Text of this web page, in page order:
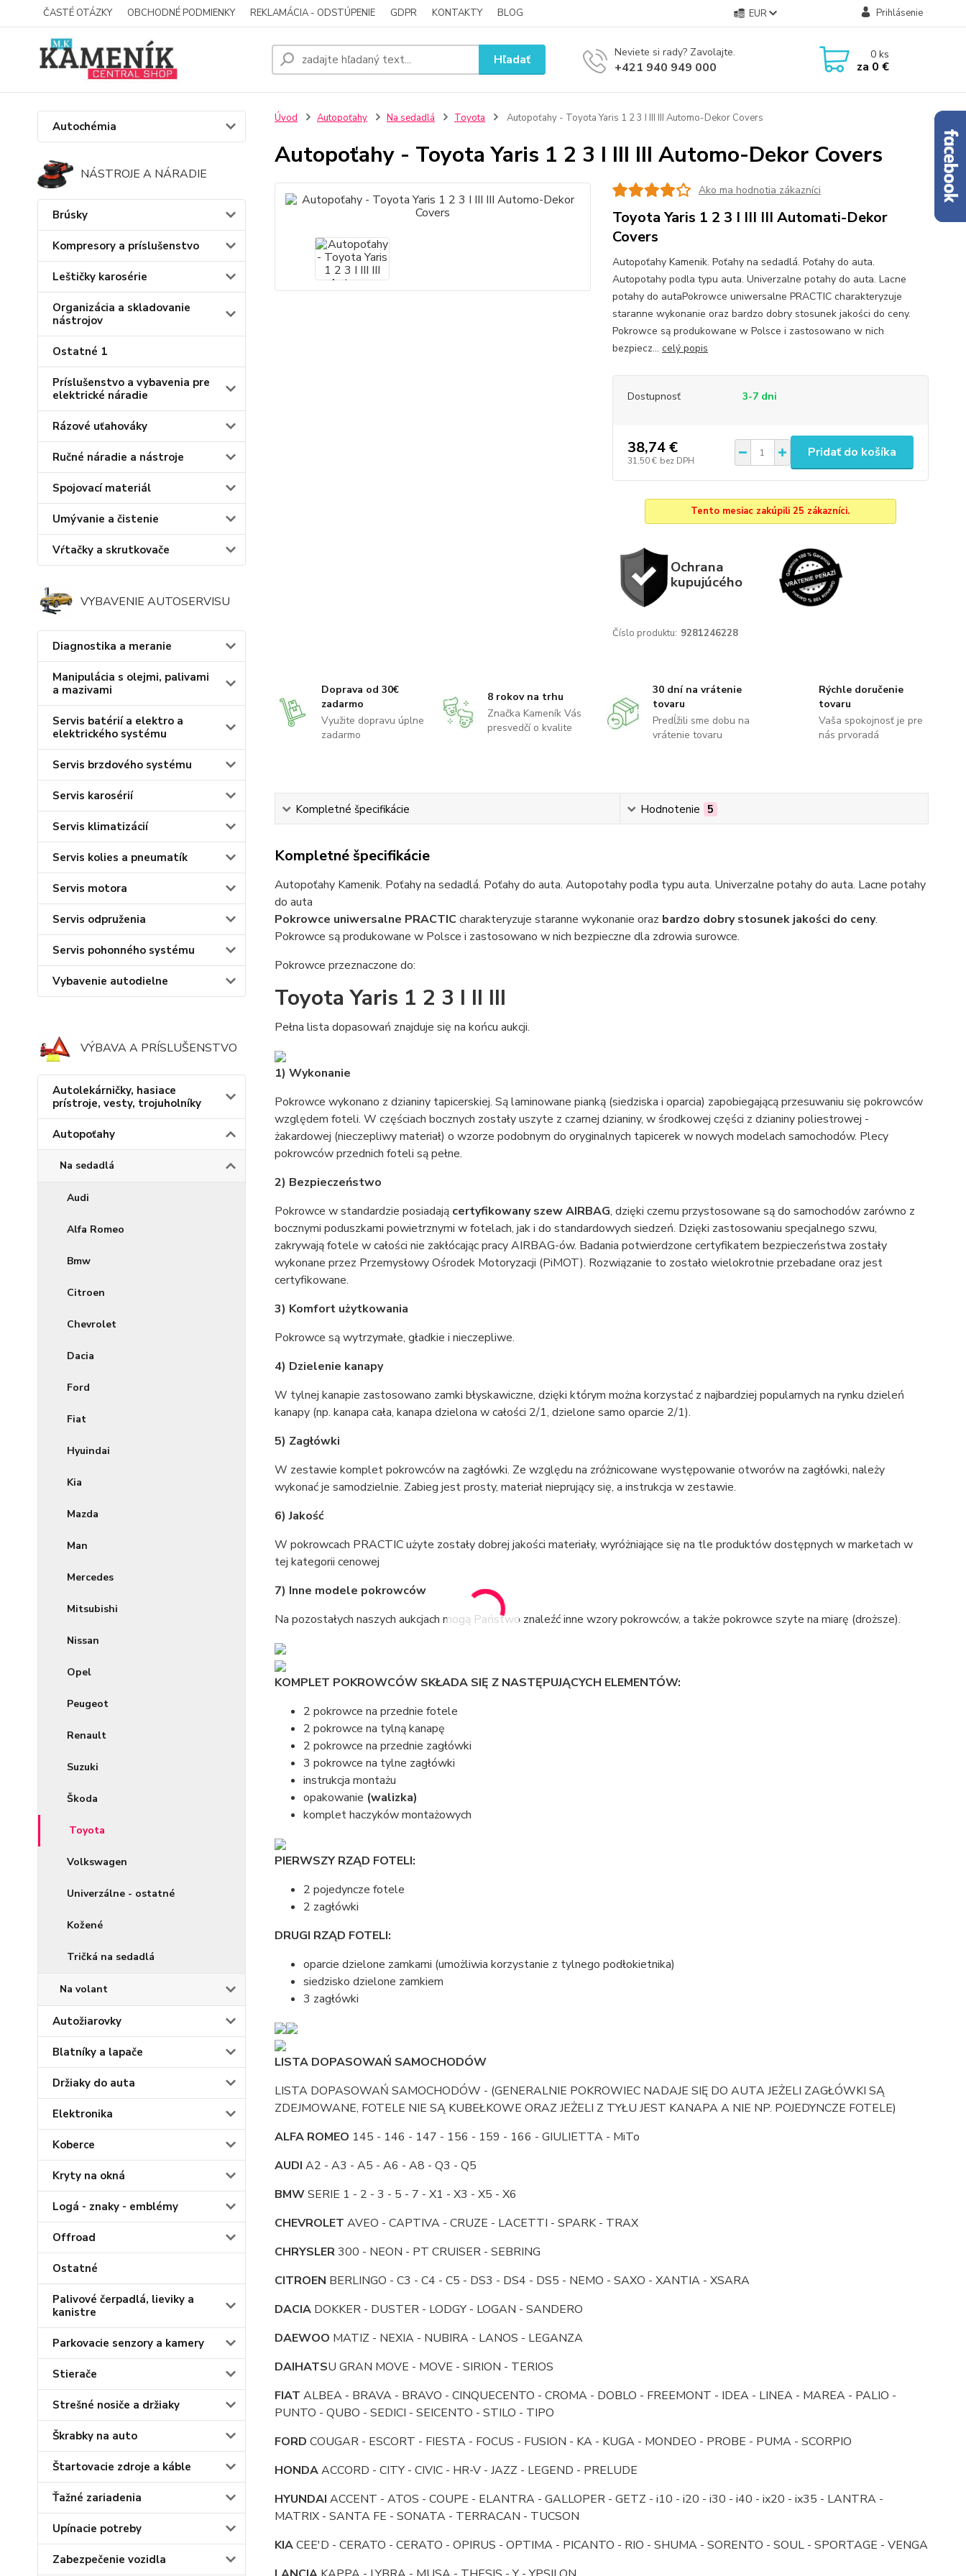
ČASTÉ OTÁZKY OBCHODNÉ PODMIENKY REKLAMÁCIA - ODSTÚPENIE GDPR KONTAKTY BLOG EUR Prihlásenie
Hľadať Neviete si rady? Zavolajte.
+421 940 949 000
0ks
za 0 €
Autochémia
NÁSTROJE A NÁRADIE
Brúsky
Kompresory a príslušenstvo
Leštičky karosérie
Organizácia a skladovanie
nástrojov
Ostatné 1
Príslušenstvo a vybavenia pre
elektrické náradie
Rázové uťahováky
Ručné náradie a nástroje
Spojovací materiál
Umývanie a čistenie
Vŕtačky a skrutkovače
VYBAVENIE AUTOSERVISU
Diagnostika a meranie
Manipulácia s olejmi, palivami
a mazivami
Servis batérií a elektro a
elektrického systému
Servis brzdového systému
Servis karosérií
Servis klimatizácií
Servis kolies a pneumatík
Servis motora
Servis odpruženia
Servis pohonného systému
Vybavenie autodielne
VÝBAVA A PRÍSLUŠENSTVO
Autolekárničky, hasiace
prístroje, vesty, trojuholníky
Autopoťahy
Na sedadlá
Audi
Alfa Romeo
Bmw
Citroen
Chevrolet
Dacia
Ford
Fiat
Hyuindai
Kia
Mazda
Man
Mercedes
Mitsubishi
Nissan
Opel
Peugeot
Renault
Suzuki
Škoda
Toyota
Volkswagen
Univerzálne - ostatné
Kožené
Tričká na sedadlá
Na volant
Autožiarovky
Blatníky a lapače
Držiaky do auta
Elektronika
Koberce
Kryty na okná
Logá - znaky - emblémy
Offroad
Ostatné
Palivové čerpadlá, lieviky a
kanistre
Parkovacie senzory a kamery
Stierače
Strešné nosiče a držiaky
Škrabky na auto
Štartovacie zdroje a káble
Ťažné zariadenia
Upínacie potreby
Zabezpečenie vozidla
Úvod Autopoťahy Na sedadlá Toyota Autopoťahy - Toyota Yaris 1 2 3 I III III Automo-Dekor Covers
Autopoťahy - Toyota Yaris 1 2 3 I III III Automo-Dekor Covers
Ako ma hodnotia zákazníci
Toyota Yaris 1 2 3 I III III Automati-Dekor
Covers
Autopoťahy Kamenik. Poťahy na sedadlá. Poťahy do auta.
Autopotahy podla typu auta. Univerzalne potahy do auta. Lacne
potahy do autaPokrowce uniwersalne PRACTIC charakteryzuje
staranne wykonanie oraz bardzo dobry stosunek jakości do ceny.
Pokrowce są produkowane w Polsce i zastosowano w nich
bezpiecz... celý popis
Dostupnosť 3-7 dni
38,74 €
31,50 € bez DPH
Pridať do košíka
Tento mesiac zakúpili 25 zákazníci.
Ochrana
kupujúcého
Číslo produktu: 9281246228
Doprava od 30€
zadarmo
Využite dopravu úplne
zadarmo
8 rokov na trhu
Značka Kameník Vás
presvedčí o kvalite
30 dní na vrátenie
tovaru
Predĺžili sme dobu na
vrátenie tovaru
Rýchle doručenie
tovaru
Vaša spokojnosť je pre
nás prvoradá
Kompletné špecifikácie Hodnotenie 5
Kompletné špecifikácie
Autopoťahy Kamenik. Poťahy na sedadlá. Poťahy do auta. Autopotahy podla typu auta. Univerzalne potahy do auta. Lacne potahy
do auta
Pokrowce uniwersalne PRACTIC charakteryzuje staranne wykonanie oraz bardzo dobry stosunek jakości do ceny.
Pokrowce są produkowane w Polsce i zastosowano w nich bezpieczne dla zdrowia surowce.
Pokrowce przeznaczone do:
Toyota Yaris 1 2 3 I II III
Pełna lista dopasowań znajduje się na końcu aukcji.
1) Wykonanie
Pokrowce wykonano z dzianiny tapicerskiej. Są laminowane pianką (siedziska i oparcia) zapobiegającą przesuwaniu się pokrowców
względem foteli. W częściach bocznych zostały uszyte z czarnej dzianiny, w środkowej części z dzianiny poliestrowej -
żakardowej (nieczepliwy materiał) o wzorze podobnym do oryginalnych tapicerek w nowych modelach samochodów. Plecy
pokrowców przednich foteli są pełne.
2) Bezpieczeństwo
Pokrowce w standardzie posiadają certyfikowany szew AIRBAG, dzięki czemu przystosowane są do samochodów zarówno z
bocznymi poduszkami powietrznymi w fotelach, jak i do standardowych siedzeń. Dzięki zastosowaniu specjalnego szwu,
zakrywają fotele w całości nie zakłócając pracy AIRBAG-ów. Badania potwierdzone certyfikatem bezpieczeństwa zostały
wykonane przez Przemysłowy Ośrodek Motoryzacji (PiMOT). Rozwiązanie to zostało wielokrotnie przebadane oraz jest
certyfikowane.
3) Komfort użytkowania
Pokrowce są wytrzymałe, gładkie i nieczepliwe.
4) Dzielenie kanapy
W tylnej kanapie zastosowano zamki błyskawiczne, dzięki którym można korzystać z najbardziej popularnych na rynku dzieleń
kanapy (np. kanapa cała, kanapa dzielona w całości 2/1, dzielone samo oparcie 2/1).
5) Zagłówki
W zestawie komplet pokrowców na zagłówki. Ze względu na zróżnicowane występowanie otworów na zagłówki, należy
wykonać je samodzielnie. Zabieg jest prosty, materiał nieprujący się, a instrukcja w zestawie.
6) Jakość
W pokrowcach PRACTIC użyte zostały dobrej jakości materiały, wyróżniające się na tle produktów dostępnych w marketach w
tej kategorii cenowej
7) Inne modele pokrowców
Na pozostałych naszych aukcjach mogą Państwo znaleźć inne wzory pokrowców, a także pokrowce szyte na miarę (droższe).
KOMPLET POKROWCÓW SKŁADA SIĘ Z NASTĘPUJĄCYCH ELEMENTÓW:
2 pokrowce na przednie fotele
2 pokrowce na tylną kanapę
2 pokrowce na przednie zagłówki
3 pokrowce na tylne zagłówki
instrukcja montażu
opakowanie (walizka)
komplet haczyków montażowych
PIERWSZY RZĄD FOTELI:
2 pojedyncze fotele
2 zagłówki
DRUGI RZĄD FOTELI:
oparcie dzielone zamkami (umożliwia korzystanie z tylnego podłokietnika)
siedzisko dzielone zamkiem
3 zagłówki
LISTA DOPASOWAŃ SAMOCHODÓW
LISTA DOPASOWAŃ SAMOCHODÓW - (GENERALNIE POKROWIEC NADAJE SIĘ DO AUTA JEŻELI ZAGŁÓWKI SĄ
ZDEJMOWANE, FOTELE NIE SĄ KUBEŁKOWE ORAZ JEŻELI Z TYŁU JEST KANAPA A NIE NP. POJEDYNCZE FOTELE)
ALFA ROMEO 145 - 146 - 147 - 156 - 159 - 166 - GIULIETTA - MiTo
AUDI A2 - A3 - A5 - A6 - A8 - Q3 - Q5
BMWSERIE 1 - 2 - 3 - 5 - 7 - X1 - X3 - X5 - X6
CHEVROLET AVEO - CAPTIVA - CRUZE - LACETTI - SPARK - TRAX
CHRYSLER300 - NEON - PT CRUISER - SEBRING
CITROEN BERLINGO - C3 - C4 - C5 - DS3 - DS4 - DS5 - NEMO - SAXO - XANTIA - XSARA
DACIADOKKER - DUSTER - LODGY - LOGAN - SANDERO
DAEWOO MATIZ - NEXIA - NUBIRA - LANOS - LEGANZA
DAIHATSU GRAN MOVE - MOVE - SIRION - TERIOS
FIAT ALBEA - BRAVA - BRAVO - CINQUECENTO - CROMA - DOBLO - FREEMONT - IDEA - LINEA - MAREA - PALIO -
PUNTO - QUBO - SEDICI - SEICENTO - STILO - TIPO
FORD COUGAR - ESCORT - FIESTA - FOCUS - FUSION - KA - KUGA - MONDEO - PROBE - PUMA - SCORPIO
HONDAACCORD - CITY - CIVIC - HR-V - JAZZ - LEGEND - PRELUDE
HYUNDAI ACCENT - ATOS - COUPE - ELANTRA - GALLOPER - GETZ - i10 - i20 - i30 - i40 - ix20 - ix35 - LANTRA -
MATRIX - SANTA FE - SONATA - TERRACAN - TUCSON
KIACEE'D - CERATO - CERATO - OPIRUS - OPTIMA - PICANTO - RIO - SHUMA - SORENTO - SOUL - SPORTAGE - VENGA